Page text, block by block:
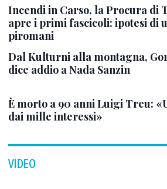
Incendi in Carso, la Procura di
apre i primi fascicoli: ipotesi di
piromani
Dal Kulturni alla montagna,
dice addio a Nada Sanzin
È morto a 90 anni Luigi Treu:
dai mille interessi»
VIDEO